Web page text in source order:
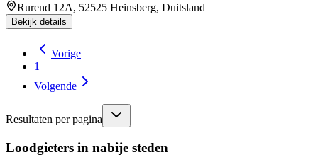
Rurend 12A, 52525 Heinsberg, Duitsland
Bekijk details
Vorige
1
Volgende
Resultaten per pagina
Loodgieters in nabije steden